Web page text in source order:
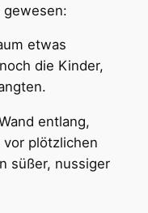
gewesen:
etwas
die Kinder,
entlang,
plötzlichen
süßer, nussiger